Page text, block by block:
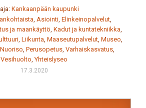
Kankaanpään kaupunki
, Asiointi, Elinkeinopalvelut,
ja maankäyttö, Kadut ja kuntatekniikka,
, Liikunta, Maaseutupalvelut, Museo,
Nuoriso, Perusopetus, Varhaiskasvatus,
Vesihuolto,Yhteislyseo
17.3.2020